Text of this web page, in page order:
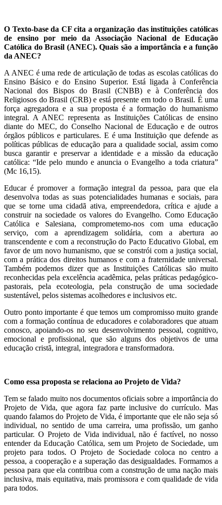
O Texto-base da CF cita a organização das instituições católicas
de ensino por meio da Associação Nacional de Educação
Católica do Brasil (ANEC). Quais são a importância e a função
da ANEC?
A ANEC é uma rede de articulação de todas as escolas católicas do
Ensino Básico e do Ensino Superior. Está ligada à Conferência
Nacional dos Bispos do Brasil (CNBB) e à Conferência dos
Religiosos do Brasil (CRB) e está presente em todo o Brasil. É uma
força agregadora e a sua proposta é a formação do humanismo
integral. A ANEC representa as Instituições Católicas de ensino
diante do MEC, do Conselho Nacional de Educação e de outros
órgãos públicos e particulares. E é uma Instituição que defende as
políticas públicas de educação para a qualidade social, assim como
busca garantir e preservar a identidade e a missão da educação
católica: “Ide pelo mundo e anuncia o Evangelho a toda criatura”
(Mc 16,15).
Educar é promover a formação integral da pessoa, para que ela
desenvolva todas as suas potencialidades humanas e sociais, para
que se torne uma cidadã ativa, empreendedora, crítica e ajude a
construir na sociedade os valores do Evangelho. Como Educação
Católica e Salesiana, comprometemo-nos com uma educação
serviço, com a aprendizagem solidária, com a abertura ao
transcendente e com a reconstrução do Pacto Educativo Global, em
favor de um novo humanismo, que se constrói com a justiça social,
com a prática dos direitos humanos e com a fraternidade universal.
Também podemos dizer que as Instituições Católicas são muito
reconhecidas pela excelência acadêmica, pelas práticas pedagógico-
pastorais, pela ecoteologia, pela construção de uma sociedade
sustentável, pelos sistemas acolhedores e inclusivos etc.
Outro ponto importante é que temos um compromisso muito grande
com a formação contínua de educadores e colaboradores que atuam
conosco, apoiando-os no seu desenvolvimento pessoal, cognitivo,
emocional e profissional, que são alguns dos objetivos de uma
educação cristã, integral, integradora e transformadora.
Como essa proposta se relaciona ao Projeto de Vida?
Tem se falado muito nos documentos oficiais sobre a importância do
Projeto de Vida, que agora faz parte inclusive do currículo. Mas
quando falamos do Projeto de Vida, é importante que ele não seja só
individual, no sentido de uma carreira, uma profissão, um ganho
particular. O Projeto de Vida individual, não é factível, no nosso
entender da Educação Católica, sem um Projeto de Sociedade, um
projeto para todos. O Projeto de Sociedade coloca no centro a
pessoa, a cooperação e a superação das desigualdades. Formamos a
pessoa para que ela contribua com a construção de uma nação mais
inclusiva, mais equitativa, mais promissora e com qualidade de vida
para todos.